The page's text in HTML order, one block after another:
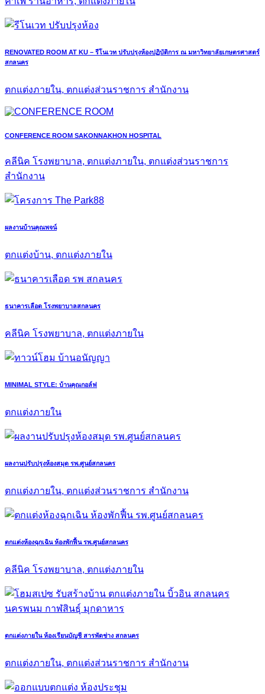
RENOVATED ROOM AT KU – รีโนเวท ปรับปรุงห้องปฏิบัติการ ณ มหาวิทยาลัยเกษตรศาสตร์
สกลนคร
ตกแต่งภายใน, ตกแต่งส่วนราชการ สำนักงาน
CONFERENCE ROOM SAKONNAKHON HOSPITAL
คลีนิค โรงพยาบาล, ตกแต่งภายใน, ตกแต่งส่วนราชการ
สำนักงาน
ผลงานบ้านคุณพจน์
ตกแต่งบ้าน, ตกแต่งภายใน
ธนาคารเลือด โรงพยาบาลสกลนคร
คลีนิค โรงพยาบาล, ตกแต่งภายใน
MINIMAL STYLE: บ้านคุณกอล์ฟ
ตกแต่งภายใน
ผลงานปรับปรุงห้องสมุด รพ.ศูนย์สกลนคร
ตกแต่งภายใน, ตกแต่งส่วนราชการ สำนักงาน
ตกแต่งห้องฉุกเฉิน ห้องพักฟื้น รพ.ศูนย์สกลนคร
คลีนิค โรงพยาบาล, ตกแต่งภายใน
ตกแต่งภายใน ห้องเรียนบัญชี สารพัดช่าง สกลนคร
ตกแต่งภายใน, ตกแต่งส่วนราชการ สำนักงาน